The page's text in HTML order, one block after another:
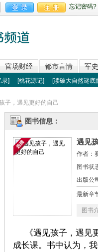
忘记密码?
官场财经 都市言情
军
录] [桃花源记] [读破大自然谜底
子，遇见更好的自己
图书信息：
遇见
作者：
图书状
出版公
最新章
图书
《遇见孩子，遇
成长课。书中认为，